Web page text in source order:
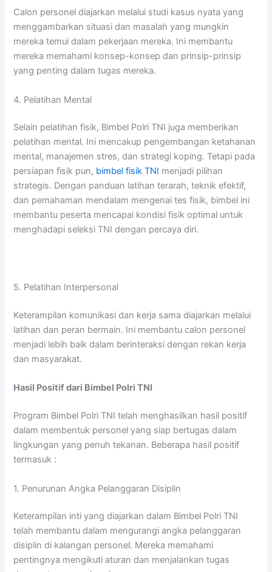
Calon personel diajarkan melalui studi kasus nyata yang
menggambarkan situasi dan masalah yang mungkin
mereka temui dalam pekerjaan mereka. Ini membantu
mereka memahami konsep-konsep dan prinsip-prinsip
yang penting dalam tugas mereka.
4. Pelatihan Mental
Selain pelatihan fisik, Bimbel Polri TNI juga memberikan
pelatihan mental. Ini mencakup pengembangan ketahanan
mental, manajemen stres, dan strategi koping. Tetapi pada
persiapan fisik pun, bimbel fisik TNI menjadi pilihan
strategis. Dengan panduan latihan terarah, teknik efektif,
dan pemahaman mendalam mengenai tes fisik, bimbel ini
membantu peserta mencapai kondisi fisik optimal untuk
menghadapi seleksi TNI dengan percaya diri.
5. Pelatihan Interpersonal
Keterampilan komunikasi dan kerja sama diajarkan melalui
latihan dan peran bermain. Ini membantu calon personel
menjadi lebih baik dalam berinteraksi dengan rekan kerja
dan masyarakat.
Hasil Positif dari Bimbel Polri TNI
Program Bimbel Polri TNI telah menghasilkan hasil positif
dalam membentuk personel yang siap bertugas dalam
lingkungan yang penuh tekanan. Beberapa hasil positif
termasuk :
1. Penurunan Angka Pelanggaran Disiplin
Keterampilan inti yang diajarkan dalam Bimbel Polri TNI
telah membantu dalam mengurangi angka pelanggaran
disiplin di kalangan personel. Mereka memahami
pentingnya mengikuti aturan dan menjalankan tugas